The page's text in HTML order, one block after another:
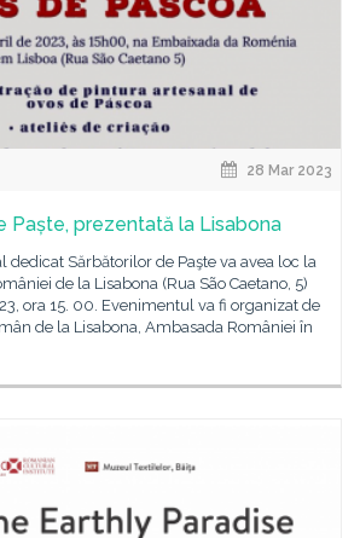
28 Mar 2023
Paște, prezentată la Lisabona
dedicat Sărbătorilor de Paşte va avea loc la
de la Lisabona (Rua São Caetano, 5)
ora 15. 00. Evenimentul va fi organizat de
de la Lisabona, Ambasada României în